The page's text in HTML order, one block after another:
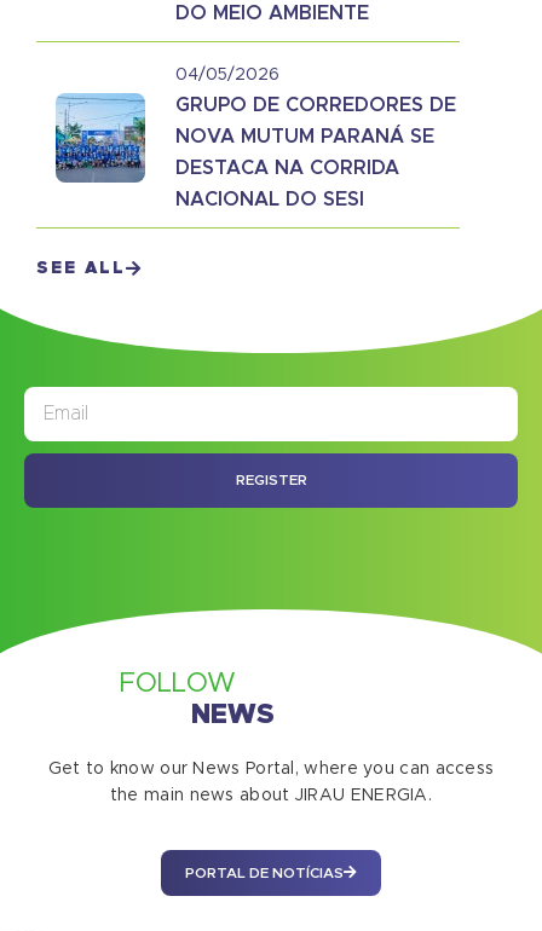
DO MEIO AMBIENTE
04/05/2026
GRUPO DE CORREDORES DE
NOVA MUTUM PARANÁ SE
DESTACA NA CORRIDA
NACIONAL DO SESI
SEE ALL
REGISTER
FOLLOW
NEWS
Get to know our News Portal, where you can access
the main news about JIRAU ENERGIA.
PORTAL DE NOTÍCIAS